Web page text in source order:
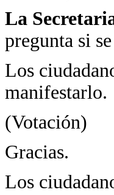
La
pregunta si
Los
manifestarlo.
(Votación)
Gracias.
Los